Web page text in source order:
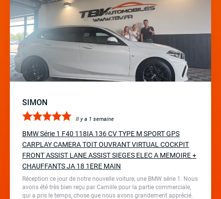
SIMON
Il y a 1 semaine
BMW Série 1 F40 118IA 136 CV TYPE M SPORT GPS
CARPLAY CAMERA TOIT OUVRANT VIRTUAL COCKPIT
FRONT ASSIST LANE ASSIST SIEGES ELEC A MEMOIRE +
CHAUFFANTS JA 18 1ERE MAIN
Réception ce jour de notre nouvelle voiture, une BMW série 1. Nous
avons été très bien reçu par Camille pour la partie commerciale,
qui a pris le temps, chose que nous avons grandement apprécié.